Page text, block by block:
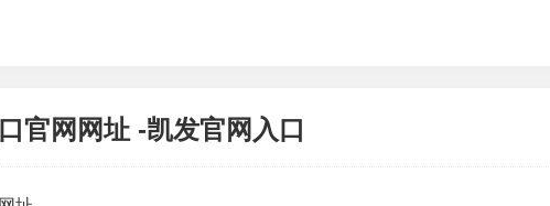
官网网址 -凯发官网入口